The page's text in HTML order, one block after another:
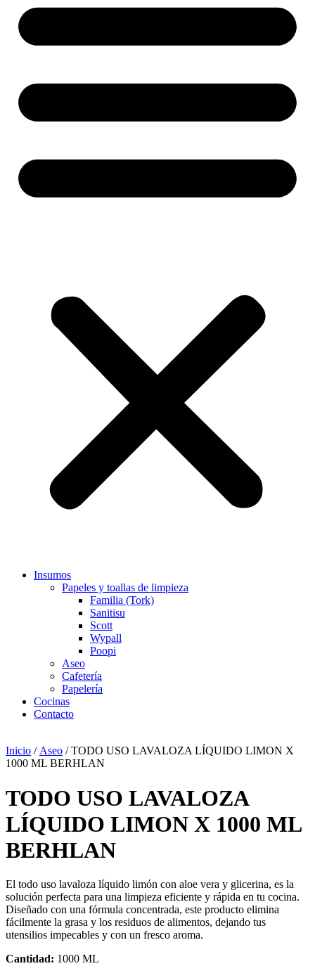
Insumos
Papeles y toallas de limpieza
Familia (Tork)
Sanitisu
Scott
Wypall
Poopi
Aseo
Cafetería
Papelería
Cocinas
Contacto
Inicio /Aseo / TODO USO LAVALOZA LÍQUIDO LIMON X
1000 ML BERHLAN
TODO USO LAVALOZA
LÍQUIDO LIMON X 1000 ML
BERHLAN
El todo uso lavaloza líquido limón con aloe vera y glicerina, es la
solución perfecta para una limpieza eficiente y rápida en tu cocina.
Diseñado con una fórmula concentrada, este producto elimina
fácilmente la grasa y los residuos de alimentos, dejando tus
utensilios impecables y con un fresco aroma.
Cantidad: 1000 ML